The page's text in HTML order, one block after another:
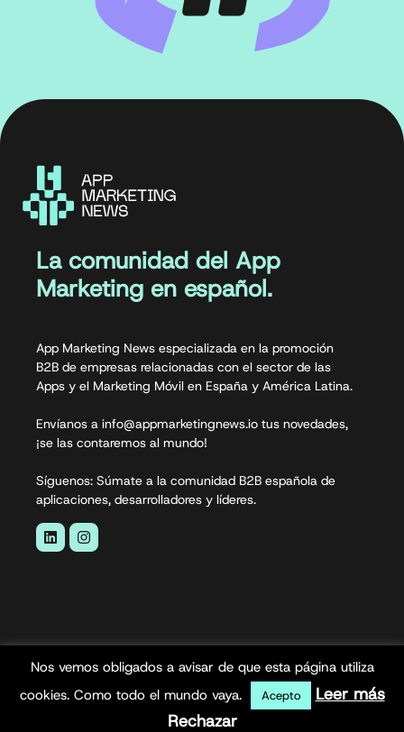
La comunidad del App
Marketing en español.
App Marketing News especializada en la promoción
B2B de empresas relacionadas con el sector de las
Apps y el Marketing Móvil en España y América Latina.
Envíanos a info@appmarketingnews.io tus novedades,
¡se las contaremos al mundo!
Síguenos: Súmate a la comunidad B2B española de
aplicaciones, desarrolladores y líderes.
App Marketing News© 2026. Todos los derechos
Nos vemos obligados a avisar de que esta página utiliza
cookies. Como todo el mundo vaya.
Acepto
Leer más
Rechazar